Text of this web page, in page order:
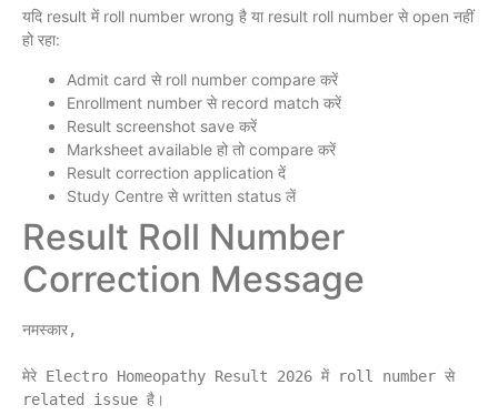
यदि result में roll number wrong है या result roll number से open नहीं
हो रहा:
Admit card से roll number compare करें
Enrollment number से record match करें
Result screenshot save करें
Marksheet available हो तो compare करें
Result correction application दें
Study Centre से written status लें
Result Roll Number
Correction Message
नमस्कार,
मेरे Electro Homeopathy Result 2026 में roll number से
related issue है।